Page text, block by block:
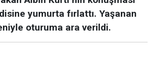
yumurta fırlattı. Yaşanan
oturuma ara verildi.